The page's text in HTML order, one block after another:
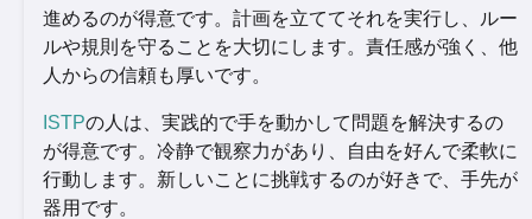
進めるのが得意です。計画を立ててそれを実行し、ルー
ルや規則を守ることを大切にします。責任感が強く、他
人からの信頼も厚いです。
ISTPの人は、実践的で手を動かして問題を解決するの
が得意です。冷静で観察力があり、自由を好んで柔軟に
行動します。新しいことに挑戦するのが好きで、手先が
器用です。